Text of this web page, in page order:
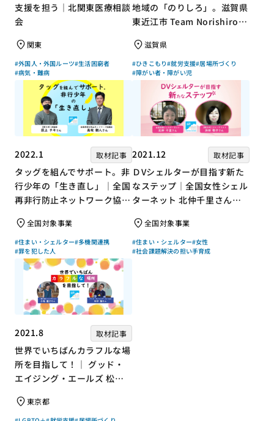
支援を担う｜北関東医療相談
会
関東
#外国人・外国ルーツ#生活困窮者
#病気・難病
地域の「のりしろ」。滋賀県
東近江市 Team Norishiroの
滋賀県
#ひきこもり#就労支援#居場所づくり
#障がい者・障がい児
2022.1 取材記事
タッグを組んでサポート。非
行少年の「生き直し」｜全国
再非行防止ネットワーク協議
上チキさん【聞き手】
全国対象事業
#住まい・シェルター#多機関連携
#罪を犯した人
2021.12 取材記事
ＤVシェルターが目指す新た
なステップ｜全国女性シェル
ターネット 北仲千里さん×
ん【聞き手】
全国対象事業
#住まい・シェルター#女性
#社会課題解決の担い手育成
2021.8 取材記事
世界でいちばんカラフルな場
所を目指して！｜ グッド・
エイジング・エールズ 松中
慶子さん【聞き手】
東京都